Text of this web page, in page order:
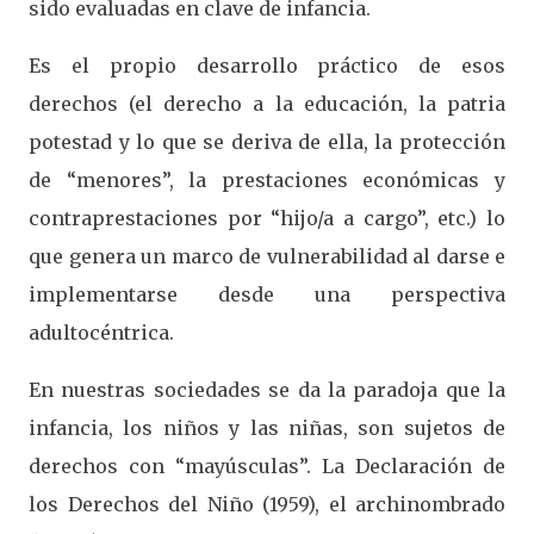
sido evaluadas en clave de infancia.
Es el propio desarrollo práctico de esos
derechos (el derecho a la educación, la patria
potestad y lo que se deriva de ella, la protección
de “menores”, la prestaciones económicas y
contraprestaciones por “hijo/a a cargo”, etc.) lo
que genera un marco de vulnerabilidad al darse e
implementarse desde una perspectiva
adultocéntrica.
En nuestras sociedades se da la paradoja que la
infancia, los niños y las niñas, son sujetos de
derechos con “mayúsculas”. La Declaración de
los Derechos del Niño (1959), el archinombrado